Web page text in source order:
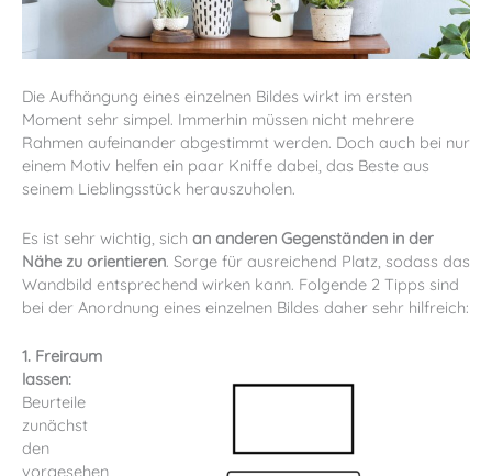
Die Aufhängung eines einzelnen Bildes wirkt im ersten
Moment sehr simpel. Immerhin müssen nicht mehrere
Rahmen aufeinander abgestimmt werden. Doch auch bei nur
einem Motiv helfen ein paar Kniffe dabei, das Beste aus
seinem Lieblingsstück herauszuholen.
Es ist sehr wichtig, sich an anderen Gegenständen in der
Nähe zu orientieren. Sorge für ausreichend Platz, sodass das
Wandbild entsprechend wirken kann. Folgende 2 Tipps sind
bei der Anordnung eines einzelnen Bildes daher sehr hilfreich:
1. Freiraum
lassen:
Beurteile
zunächst
den
vorgesehen